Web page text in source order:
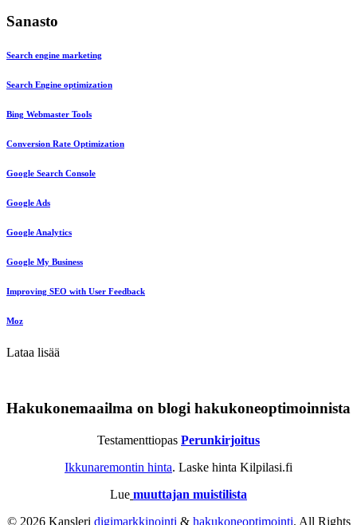
Sanasto
Search engine marketing
Search Engine optimization
Bing Webmaster Tools
Conversion Rate Optimization
Google Search Console
Google Ads
Google Analytics
Google My Business
Improving SEO with User Feedback
Moz
Lataa lisää
Hakukonemaailma on blogi hakukoneoptimoinnista
Testamenttiopas Perunkirjoitus
Ikkunaremontin hinta. Laske hinta Kilpilasi.fi
Lue muuttajan muistilista
© 2026 Kansleri digimarkkinointi & hakukoneoptimointi. All Rights